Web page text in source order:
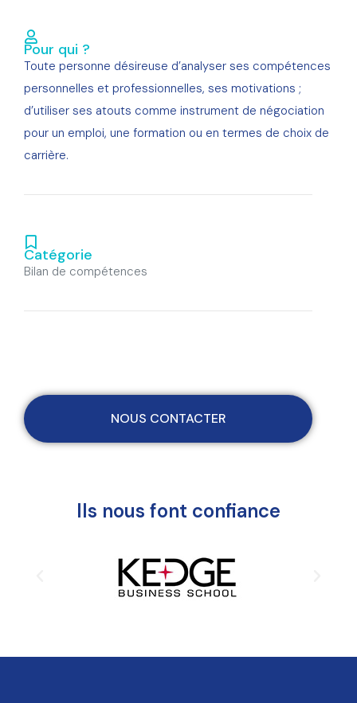
Pour qui ?
Toute personne désireuse d’analyser ses compétences
personnelles et professionnelles, ses motivations ;
d’utiliser ses atouts comme instrument de négociation
pour un emploi, une formation ou en termes de choix de
carrière.
Catégorie
Bilan de compétences
NOUS CONTACTER
Ils nous font confiance